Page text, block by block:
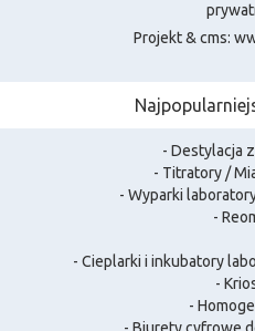
Projekt & cms:
- Destylacja
- Titratory /
- Wyparki
-
- Cieplarki i inkubatory
-
-